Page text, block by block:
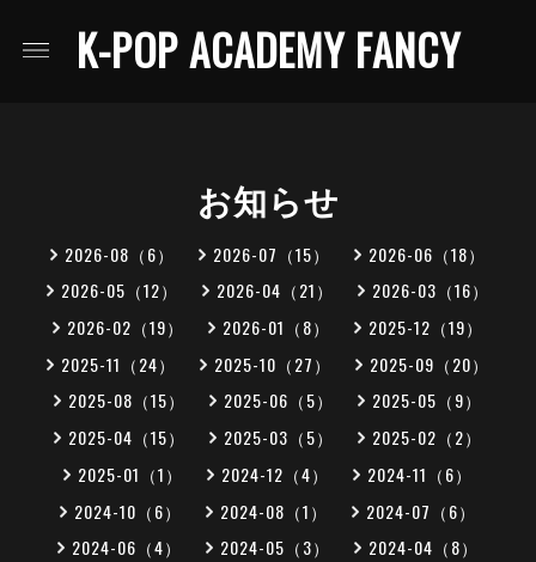
K-POP ACADEMY FANCY
お知らせ
2026-08（6） 2026-07（15）
2026-06（18）
2026-05（12）
2026-04（21）
2026-03（16）
2026-02（19）
2026-01（8）
2025-12（19）
2025-11（24）
2025-10（27）
2025-09（20）
2025-08（15）
2025-06（5）
2025-05（9）
2025-04（15）
2025-03（5）
2025-02（2）
2025-01（1）
2024-12（4）
2024-11（6）
2024-10（6）
2024-08（1）
2024-07（6）
2024-06（4）
2024-05（3）
2024-04（8）